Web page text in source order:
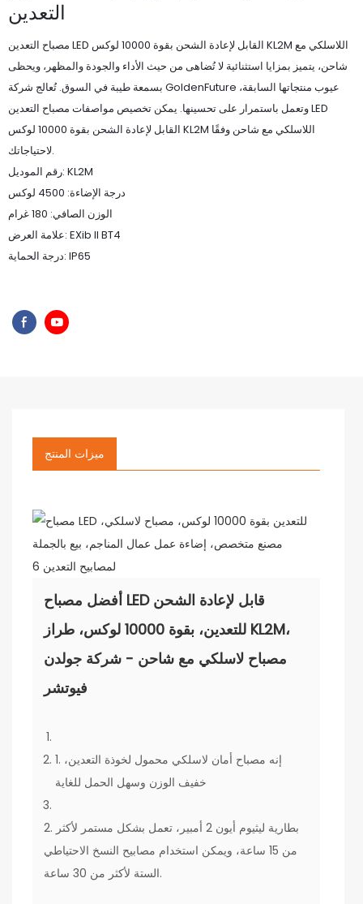
التعدين
مصباح التعدين LED القابل لإعادة الشحن بقوة 10000 لوكس KL2M اللاسلكي مع
شاحن، يتميز بمزايا استثنائية لا تُضاهى من حيث الأداء والجودة والمظهر، ويحظى
بسمعة طيبة في السوق. تُعالج شركة GoldenFuture عيوب منتجاتها السابقة،
وتعمل باستمرار على تحسينها. يمكن تخصيص مواصفات مصباح التعدين LED
القابل لإعادة الشحن بقوة 10000 لوكس KL2M اللاسلكي مع شاحن وفقًا
لاحتياجاتك.
رقم الموديل: KL2M
درجة الإضاءة: 4500 لوكس
الوزن الصافي: 180 غرام
علامة العرض: EXib II BT4
درجة الحماية: IP65
ميزات المنتج
أفضل مصباح LED قابل لإعادة الشحن
للتعدين، بقوة 10000 لوكس، طراز KL2M،
مصباح لاسلكي مع شاحن - شركة جولدن
فيوتشر
1. إنه مصباح أمان لاسلكي محمول لخوذة التعدين،
خفيف الوزن وسهل الحمل للغاية
2. بطارية ليثيوم أيون 2 أمبير، تعمل بشكل مستمر لأكثر
من 15 ساعة، ويمكن استخدام مصابيح النسخ الاحتياطي
الستة لأكثر من 30 ساعة.